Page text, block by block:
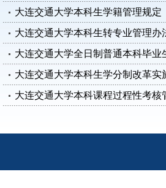
大连交通大学本科生学籍管理规定
大连交通大学本科生转专业管理办
大连交通大学全日制普通本科毕
大连交通大学本科生学分制改革实
大连交通大学本科课程过程性考核